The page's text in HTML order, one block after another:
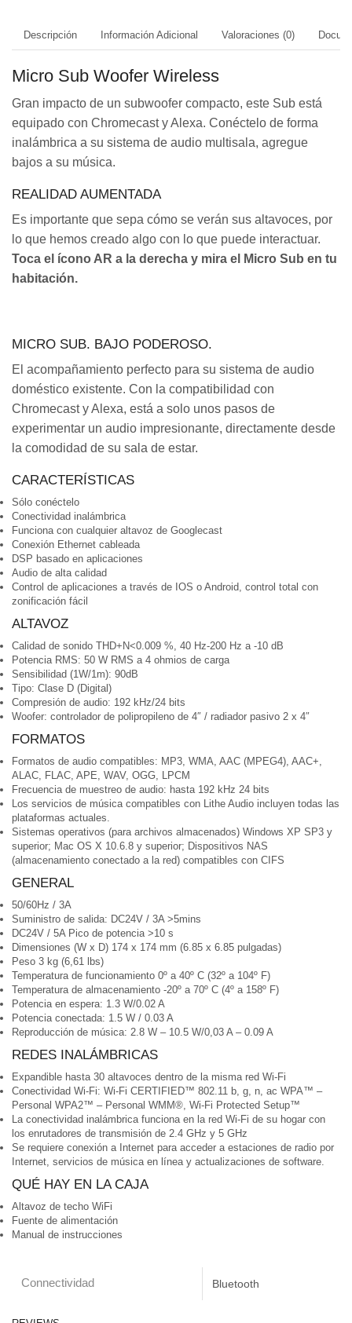
Descripción Información Adicional Valoraciones (0)
Micro Sub Woofer Wireless
Gran impacto de un subwoofer compacto, este Sub está
equipado con Chromecast y Alexa. Conéctelo de forma
inalámbrica a su sistema de audio multisala, agregue
bajos a su música.
REALIDAD AUMENTADA
Es importante que sepa cómo se verán sus altavoces, por
lo que hemos creado algo con lo que puede interactuar.
Toca el ícono AR a la derecha y mira el Micro Sub en tu
habitación.
MICRO SUB. BAJO PODEROSO.
El acompañamiento perfecto para su sistema de audio
doméstico existente. Con la compatibilidad con
Chromecast y Alexa, está a solo unos pasos de
experimentar un audio impresionante, directamente desde
la comodidad de su sala de estar.
CARACTERÍSTICAS
Sólo conéctelo
Conectividad inalámbrica
Funciona con cualquier altavoz de Googlecast
Conexión Ethernet cableada
DSP basado en aplicaciones
Audio de alta calidad
Control de aplicaciones a través de IOS o Android, control total con
zonificación fácil
ALTAVOZ
Calidad de sonido THD+N<0.009 %, 40 Hz-200 Hz a -10 dB
Potencia RMS: 50 W RMS a 4 ohmios de carga
Sensibilidad (1W/1m): 90dB
Tipo: Clase D (Digital)
Compresión de audio: 192 kHz/24 bits
Woofer: controlador de polipropileno de 4″ / radiador pasivo 2 x 4″
FORMATOS
Formatos de audio compatibles: MP3, WMA, AAC (MPEG4), AAC+,
ALAC, FLAC, APE, WAV, OGG, LPCM
Frecuencia de muestreo de audio: hasta 192 kHz 24 bits
Los servicios de música compatibles con Lithe Audio incluyen todas las
plataformas actuales.
Sistemas operativos (para archivos almacenados) Windows XP SP3 y
superior; Mac OS X 10.6.8 y superior; Dispositivos NAS
(almacenamiento conectado a la red) compatibles con CIFS
GENERAL
50/60Hz / 3A
Suministro de salida: DC24V / 3A >5mins
DC24V / 5A Pico de potencia >10 s
Dimensiones (W x D) 174 x 174 mm (6.85 x 6.85 pulgadas)
Peso 3 kg (6,61 lbs)
Temperatura de funcionamiento 0º a 40º C (32º a 104º F)
Temperatura de almacenamiento -20º a 70º C (4º a 158º F)
Potencia en espera: 1.3 W/0.02 A
Potencia conectada: 1.5 W / 0.03 A
Reproducción de música: 2.8 W – 10.5 W/0,03 A – 0.09 A
REDES INALÁMBRICAS
Expandible hasta 30 altavoces dentro de la misma red Wi-Fi
Conectividad Wi-Fi: Wi-Fi CERTIFIED™ 802.11 b, g, n, ac WPA™ –
Personal WPA2™ – Personal WMM®, Wi-Fi Protected Setup™
La conectividad inalámbrica funciona en la red Wi-Fi de su hogar con
los enrutadores de transmisión de 2.4 GHz y 5 GHz
Se requiere conexión a Internet para acceder a estaciones de radio por
Internet, servicios de música en línea y actualizaciones de software.
QUÉ HAY EN LA CAJA
Altavoz de techo WiFi
Fuente de alimentación
Manual de instrucciones
Connectividad Bluetooth